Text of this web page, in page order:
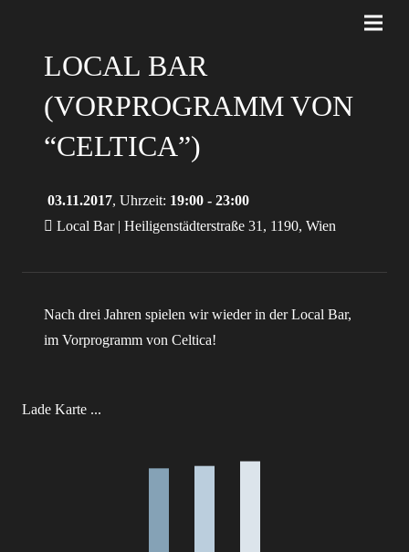
LOCAL BAR
(VORPROGRAMM VON
“CELTICA”)
03.11.2017, Uhrzeit: 19:00 - 23:00
Local Bar | Heiligenstädterstraße 31, 1190, Wien
Nach drei Jahren spielen wir wieder in der Local Bar,
im Vorprogramm von Celtica!
Lade Karte ...